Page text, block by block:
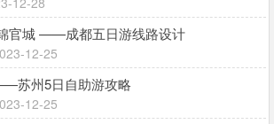
官城 ——成都五日游线路设计
12-25
苏州5日自助游攻略
12-25